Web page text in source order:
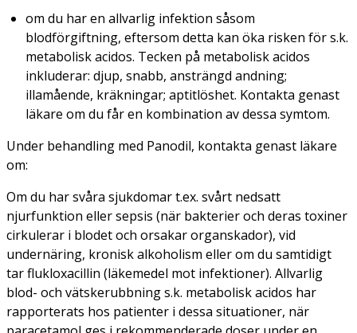
om du har en allvarlig infektion såsom
blodförgiftning, eftersom detta kan öka risken för s.k.
metabolisk acidos. Tecken på metabolisk acidos
inkluderar: djup, snabb, ansträngd andning;
illamående, kräkningar; aptitlöshet. Kontakta genast
läkare om du får en kombination av dessa symtom.
Under behandling med Panodil, kontakta genast läkare
om:
Om du har svåra sjukdomar t.ex. svårt nedsatt
njurfunktion eller sepsis (när bakterier och deras toxiner
cirkulerar i blodet och orsakar organskador), vid
undernäring, kronisk alkoholism eller om du samtidigt
tar flukloxacillin (läkemedel mot infektioner). Allvarlig
blod- och vätskerubbning s.k. metabolisk acidos har
rapporterats hos patienter i dessa situationer, när